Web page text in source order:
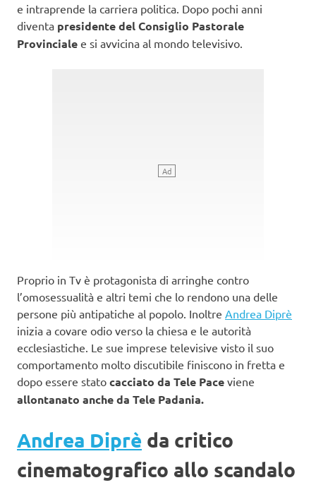
e intraprende la carriera politica. Dopo pochi anni
diventa presidente del Consiglio Pastorale
Provinciale e si avvicina al mondo televisivo.
Proprio in Tv è protagonista di arringhe contro
l’omosessualità e altri temi che lo rendono una delle
persone più antipatiche al popolo. Inoltre Andrea Diprè
inizia a covare odio verso la chiesa e le autorità
ecclesiastiche. Le sue imprese televisive visto il suo
comportamento molto discutibile finiscono in fretta e
dopo essere stato cacciato da Tele Pace viene
allontanato anche da Tele Padania.
Andrea Diprè da critico
cinematografico allo scandalo